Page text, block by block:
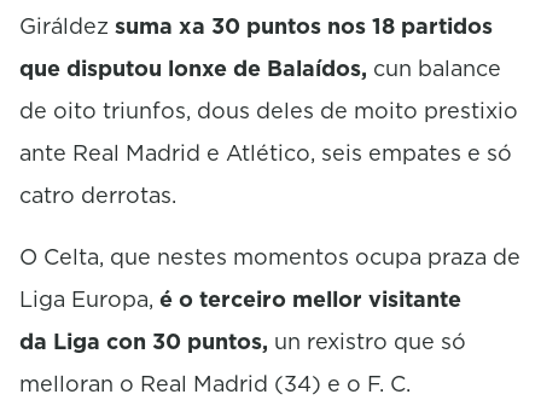
Giráldez suma xa 30 puntos nos 18 partidos
que disputou lonxe de Balaídos, cun balance
de oito triunfos, dous deles de moito prestixio
ante Real Madrid e Atlético, seis empates e só
catro derrotas.
O Celta, que nestes momentos ocupa praza de
Liga Europa, é o terceiro mellor visitante
da Liga con 30 puntos, un rexistro que só
melloran o Real Madrid (34) e o F. C.